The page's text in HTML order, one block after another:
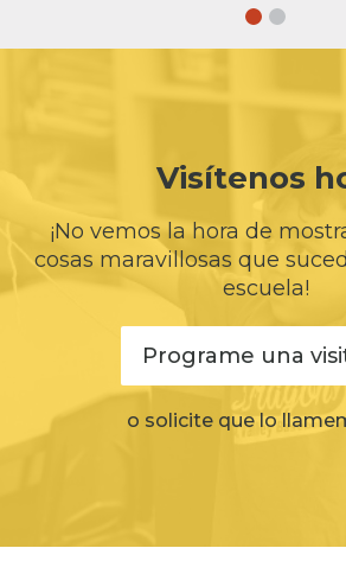
Visítenos
¡No vemos la hora de
cosas maravillosas que
escuela!
Programe una
o solicite que lo